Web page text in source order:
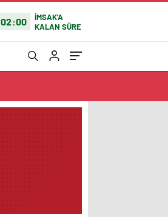
02:00
İMSAK'A
KALAN SÜRE